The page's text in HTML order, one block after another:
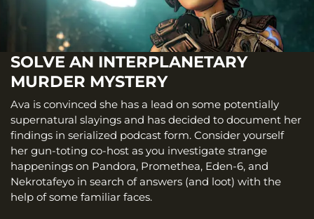
SOLVE AN INTERPLANETARY
MURDER MYSTERY
Ava is convinced she has a lead on some potentially
supernatural slayings and has decided to document her
findings in serialized podcast form. Consider yourself
her gun-toting co-host as you investigate strange
happenings on Pandora, Promethea, Eden-6, and
Nekrotafeyo in search of answers (and loot) with the
help of some familiar faces.